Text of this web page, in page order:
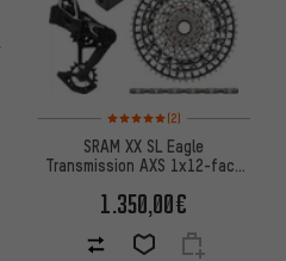
Bewertungen: 5 von 5
(2)
SRAM XX SL Eagle
Transmission AXS 1x12-fach
1.350,00€